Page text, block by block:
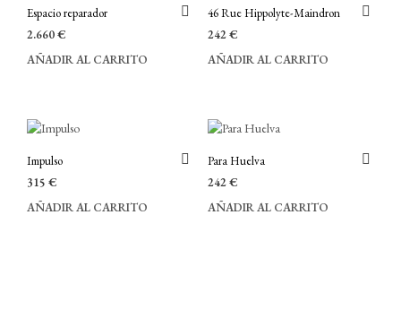
Espacio reparador
2.660€
AÑADIR AL CARRITO
46 Rue Hippolyte-Maindron
242€
AÑADIR AL CARRITO
Impulso
315 €
AÑADIR AL CARRITO
Para Huelva
242€
AÑADIR AL CARRITO